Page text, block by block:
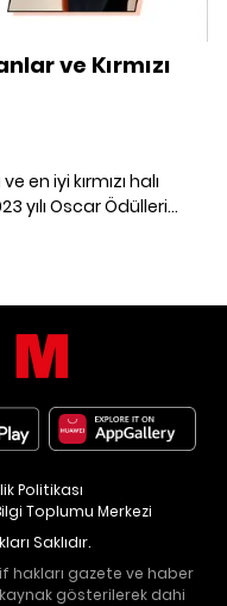
ve Kırmızı
en iyi kırmızı halı
yılı Oscar Ödülleri
Toplumu Merkezi
Politikası
Saklıdır.
hakları gazete ve haber
gösterilerek dahi